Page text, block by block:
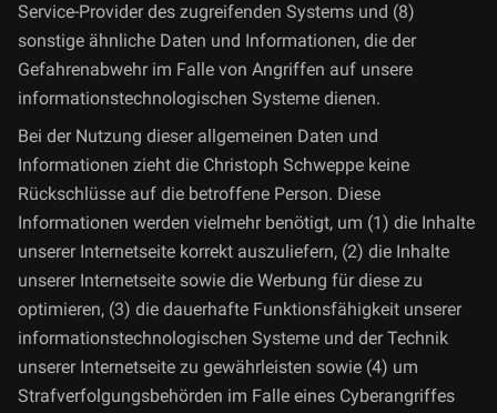
Service-Provider des zugreifenden Systems und (8)
sonstige ähnliche Daten und Informationen, die der
Gefahrenabwehr im Falle von Angriffen auf unsere
informationstechnologischen Systeme dienen.
Bei der Nutzung dieser allgemeinen Daten und
Informationen zieht die Christoph Schweppe keine
Rückschlüsse auf die betroffene Person. Diese
Informationen werden vielmehr benötigt, um (1) die Inhalte
unserer Internetseite korrekt auszuliefern, (2) die Inhalte
unserer Internetseite sowie die Werbung für diese zu
optimieren, (3) die dauerhafte Funktionsfähigkeit unserer
informationstechnologischen Systeme und der Technik
unserer Internetseite zu gewährleisten sowie (4) um
Strafverfolgungsbehörden im Falle eines Cyberangriffes